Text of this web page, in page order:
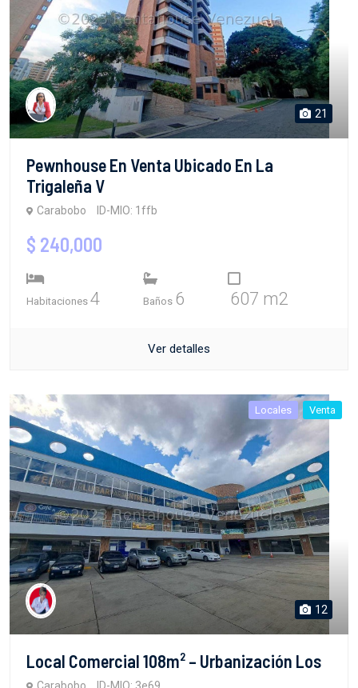
21
Pewnhouse En Venta Ubicado En La
Trigaleña V
Carabobo ID-MIO: 1ffb
$ 240,000
Habitaciones 4 Baños 6 607 m2
Ver detalles
Locales Venta
12
Local Comercial 108m² – Urbanización Los
Carabobo ID-MIO: 3e69